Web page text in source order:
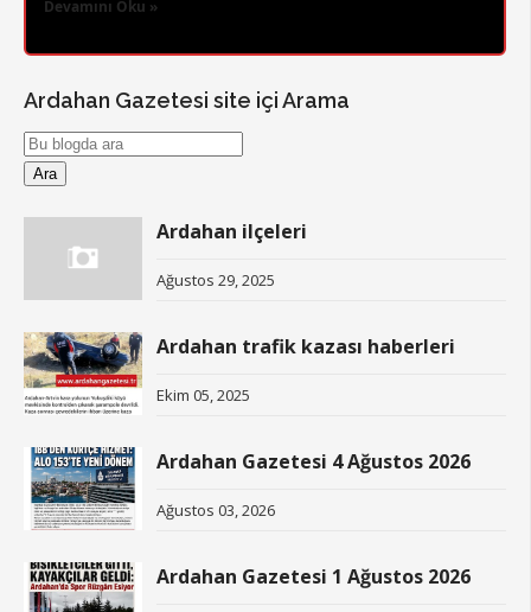
Devamını Oku »
Ardahan Gazetesi site içi Arama
Ardahan ilçeleri
Ağustos 29, 2025
Ardahan trafik kazası haberleri
Ekim 05, 2025
Ardahan Gazetesi 4 Ağustos 2026
Ağustos 03, 2026
Ardahan Gazetesi 1 Ağustos 2026